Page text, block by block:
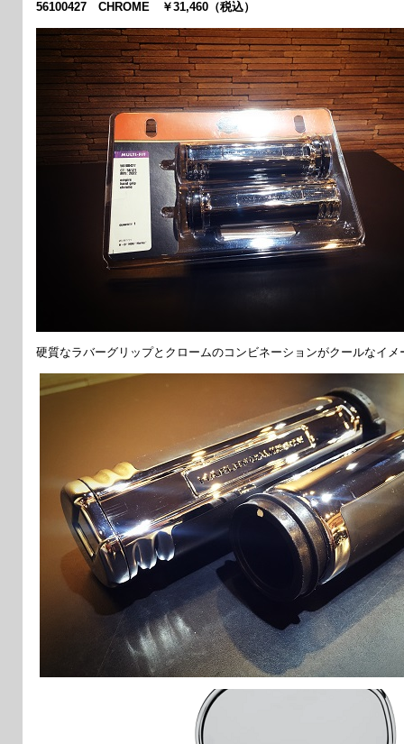
56100427 CHROME ￥31,460（税込）
硬質なラバーグリップとクロームのコンビネーションがクールなイメ